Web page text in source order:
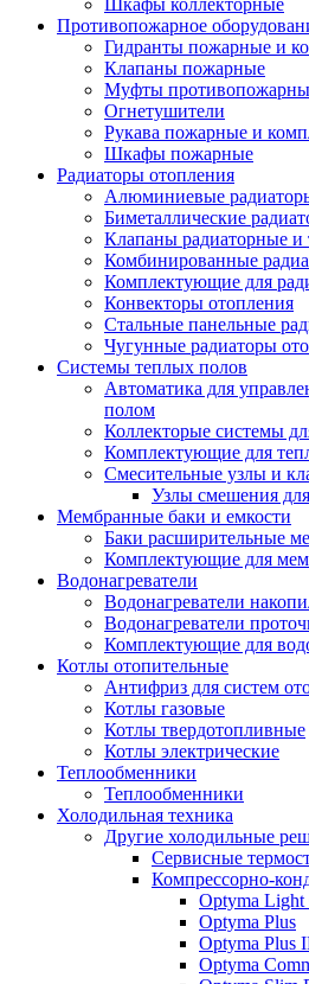
Шкафы коллекторные
Противопожарное
Гидранты пожарные и
Клапаны пожарные
Муфты
Огнетушители
Рукава пожарные и
Шкафы пожарные
Радиаторы отопления
Алюминиевые
Биметаллические
Клапаны радиаторные и
Комбинированные
Комплектующие для
Конвекторы отопления
Стальные панельные
Чугунные радиаторы
Системы теплых полов
Автоматика для
полом
Коллекторые системы
Комплектующие для
Смесительные узлы и
Узлы смешения
Мембранные баки и емкости
Баки расширительные
Комплектующие для
Водонагреватели
Водонагреватели
Водонагреватели
Комплектующие для
Котлы отопительные
Антифриз для систем
Котлы газовые
Котлы твердотопливные
Котлы электрические
Теплообменники
Теплообменники
Холодильная техника
Другие холодильные
Сервисные
Компрессорно-
Optyma Light
Optyma Plus
Optyma Plus
Optyma